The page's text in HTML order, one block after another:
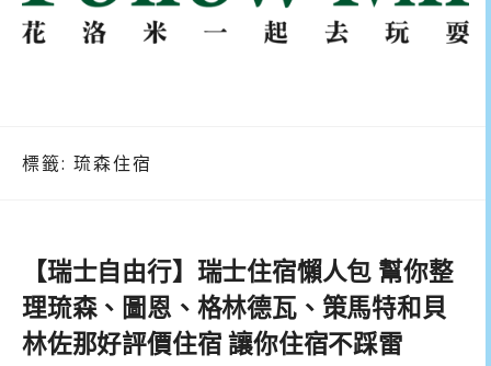
標籤: 琉森住宿
【瑞士自由行】瑞士住宿懶人包 幫你整
理琉森、圖恩、格林德瓦、策馬特和貝
林佐那好評價住宿 讓你住宿不踩雷